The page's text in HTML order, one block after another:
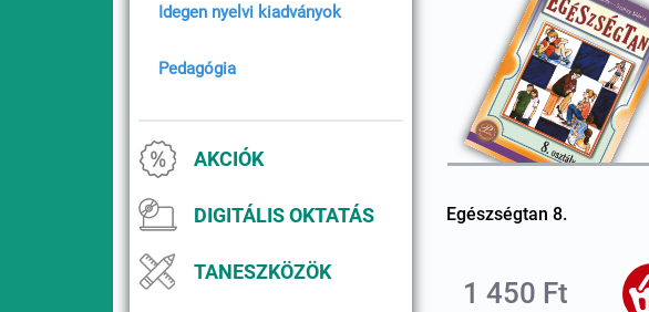
Idegen nyelvi kiadványok
Pedagógia
AKCIÓK
DIGITÁLIS OKTATÁS
TANESZKÖZÖK
Egészségtan 8.
1 450 Ft